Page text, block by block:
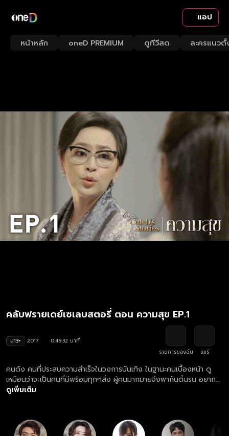
แอป
หน้าหลัก oneD PREMIUM ดูทีวีสด ละครแนวตั้
คลับฟรายเดย์เซเลบสตอรี่ ตอน ความสุข EP.1
น13+ 2017
0:49:32 นาที
รายการของฉัน
แชร์
คนดัง คนที่ประสบความสำเร็จในวงการบันเทิง ในฐานะคนเบื้องหน้า ดู
เหมือนว่าจะเป็นคนที่มีพร้อมทุกๆสิ่ง ผู้คนมากมายจึงพากันดิ้นรน อยากจะ
ได้มายืนอยู่ตรงนี้กันทั้งนั้น แต่ที่ไม่มีใครรู้เลยว่า เบื้องหลังเบื้องลึกของ
ดูเพิ่มเติม